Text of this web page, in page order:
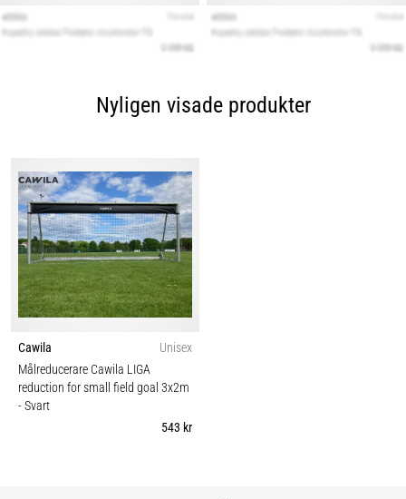
Nyligen visade produkter
Cawila
Unisex
Målreducerare Cawila LIGA
reduction for small field goal 3x2m
- Svart
543 kr